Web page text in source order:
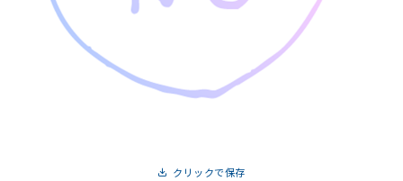
クリックで保存